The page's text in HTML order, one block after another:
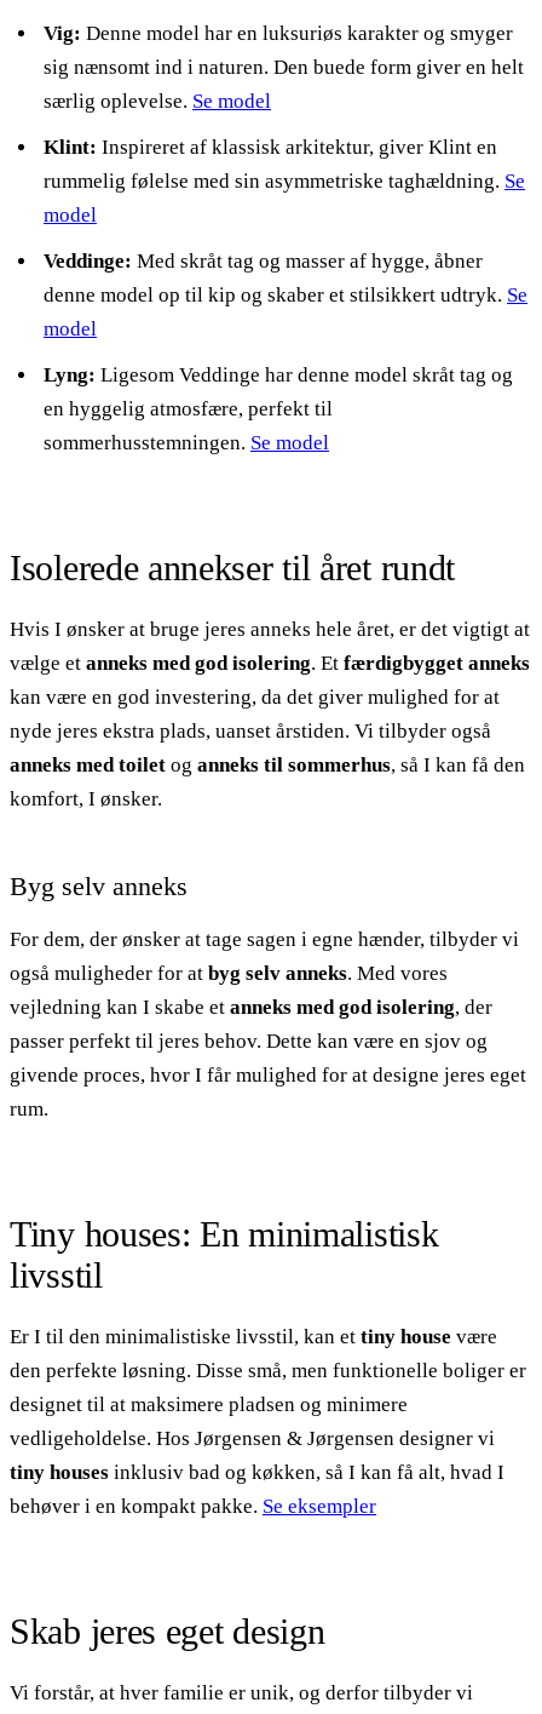
Vig: Denne model har en luksuriøs karakter og smyger
sig nænsomt ind i naturen. Den buede form giver en helt
særlig oplevelse. Se model
Klint: Inspireret af klassisk arkitektur, giver Klint en
rummelig følelse med sin asymmetriske taghældning. Se
model
Veddinge: Med skråt tag og masser af hygge, åbner
denne model op til kip og skaber et stilsikkert udtryk. Se
model
Lyng: Ligesom Veddinge har denne model skråt tag og
en hyggelig atmosfære, perfekt til
sommerhusstemningen. Se model
Isolerede annekser til året rundt
Hvis I ønsker at bruge jeres anneks hele året, er det vigtigt at
vælge et anneks med god isolering. Et færdigbygget anneks
kan være en god investering, da det giver mulighed for at
nyde jeres ekstra plads, uanset årstiden. Vi tilbyder også
anneks med toilet og anneks til sommerhus, så I kan få den
komfort, I ønsker.
Byg selv anneks
For dem, der ønsker at tage sagen i egne hænder, tilbyder vi
også muligheder for at byg selv anneks. Med vores
vejledning kan I skabe et anneks med god isolering, der
passer perfekt til jeres behov. Dette kan være en sjov og
givende proces, hvor I får mulighed for at designe jeres eget
rum.
Tiny houses: En minimalistisk
livsstil
Er I til den minimalistiske livsstil, kan et tiny house være
den perfekte løsning. Disse små, men funktionelle boliger er
designet til at maksimere pladsen og minimere
vedligeholdelse. Hos Jørgensen & Jørgensen designer vi
tiny houses inklusiv bad og køkken, så I kan få alt, hvad I
behøver i en kompakt pakke. Se eksempler
Skab jeres eget design
Vi forstår, at hver familie er unik, og derfor tilbyder vi